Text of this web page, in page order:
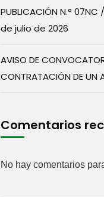
PUBLICACIÓN N.° 07NC
de julio de 2026
AVISO DE
CONTRATACIÓN DE UN
Comentarios
No hay comentarios